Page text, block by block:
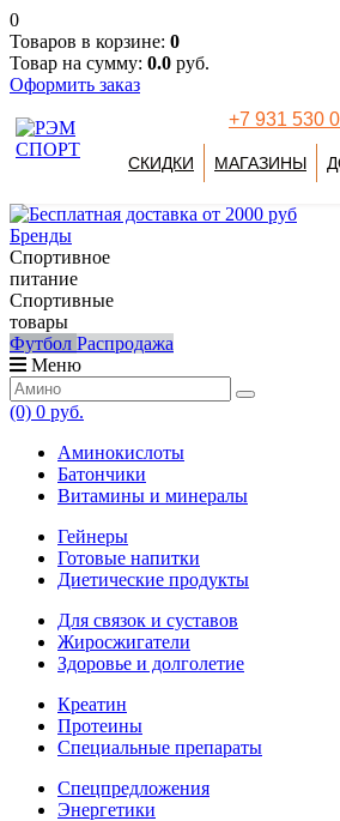
0
Товаров в корзине: 0
Товар на сумму: 0.0 руб.
Оформить заказ
+7 931 530
СКИДКИ МАГАЗИНЫ
Бренды
Спортивное
питание
Спортивные
товары
Футбол Распродажа
Меню
(0) 0 руб.
Аминокислоты
Батончики
Витамины и минералы
Гейнеры
Готовые напитки
Диетические продукты
Для связок и суставов
Жиросжигатели
Здоровье и долголетие
Креатин
Протеины
Специальные препараты
Спецпредложения
Энергетики